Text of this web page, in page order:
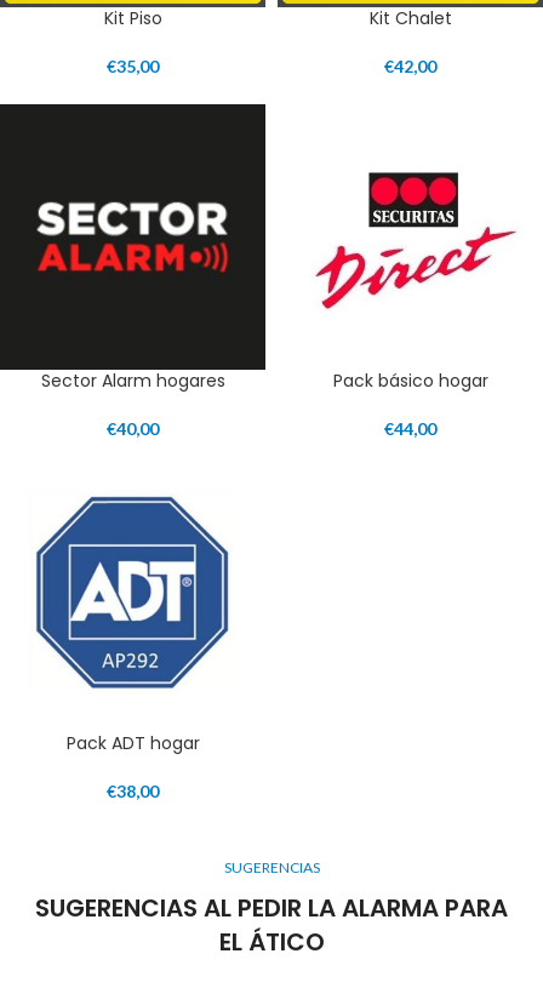
Kit Piso
€35,00
Kit Chalet
€42,00
Sector Alarm hogares
€40,00
Pack básico hogar
€44,00
Pack ADT hogar
€38,00
SUGERENCIAS
SUGERENCIAS AL PEDIR LA ALARMA PARA
EL ÁTICO